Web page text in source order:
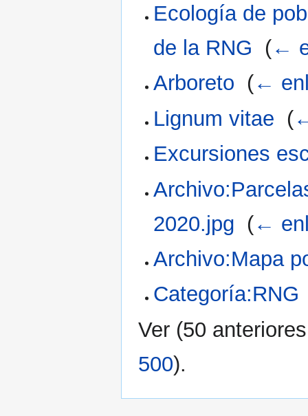
Ecología de
de la RNG
(←
Arboreto (←
Lignum vitae (
Excursiones
2020.jpg (←
Archivo:Mapa
Categoría:RNG
Ver (50 anteriores
500).